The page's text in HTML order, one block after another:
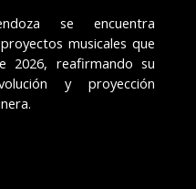
se encuentra
musicales que
reafirmando su
y proyección